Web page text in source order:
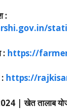
:
: https://
https://
| खेत तालाब